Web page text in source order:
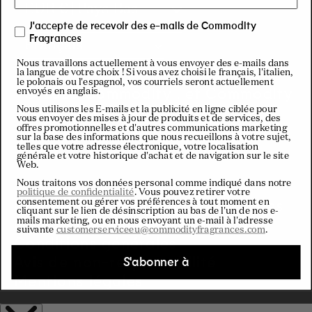
C
o
u
n
t
r
y
/
r
EUR € | Pays-Bas
Français
© 2026 Commodity . et Commodity
Fragrances.
Tous droits réservés
ConfidentialitéPolitique de cookies
Conditions générales de vente
Conditions générales
Avis de non-responsabilité
Mentions légales
J'accepte de recevoir des e-mails de Commodity
Fragrances
Nous travaillons actuellement à vous envoyer des e-mails dans
la langue de votre choix ! Si vous avez choisi le français, l'italien,
le polonais ou l'espagnol, vos courriels seront actuellement
envoyés en anglais.
Nous utilisons les E-mails et la publicité en ligne ciblée pour
vous envoyer des mises à jour de produits et de services, des
offres promotionnelles et d'autres communications marketing
sur la base des informations que nous recueillons à votre sujet,
telles que votre adresse électronique, votre localisation
générale et votre historique d'achat et de navigation sur le site
Web.
Nous traitons vos données personal comme indiqué dans notre
politique de confidentialité. Vous pouvez retirer votre
consentement ou gérer vos préférences à tout moment en
cliquant sur le lien de désinscription au bas de l'un de nos e-
mails marketing, ou en nous envoyant un e-mail à l'adresse
suivante customerserviceeu@commodityfragrances.com.
S'abonner à